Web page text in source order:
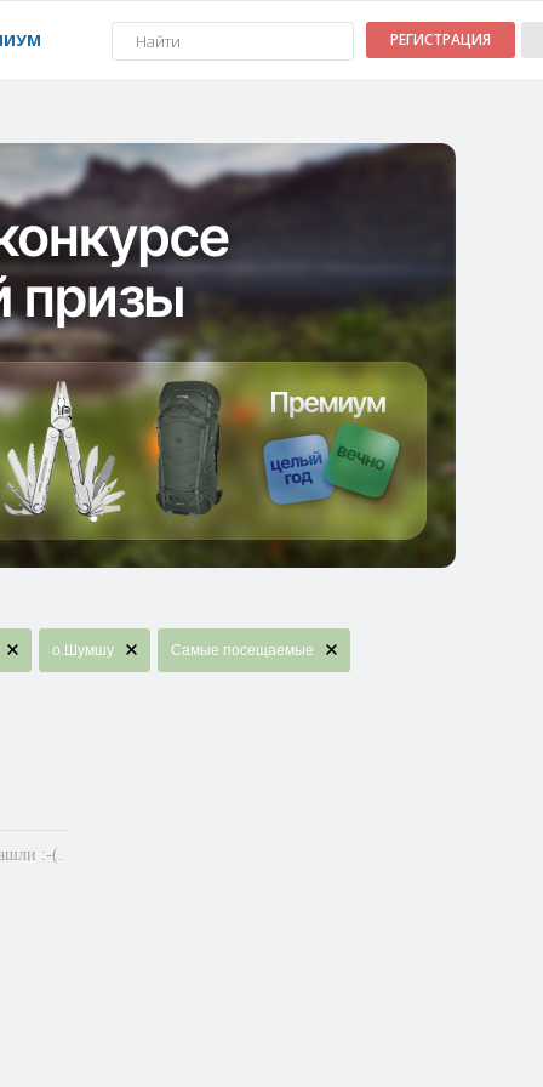
РЕГИСТРАЦИЯ
о.Шумшу Самые посещаемые
:-(.